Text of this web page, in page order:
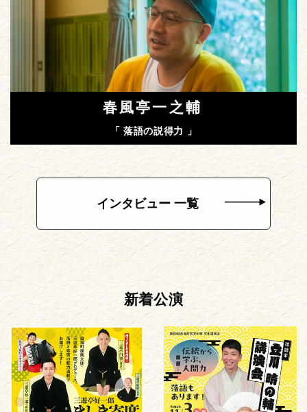
春風亭一之輔
「 落語の説得力 」
インタビュー 一覧
新着公演